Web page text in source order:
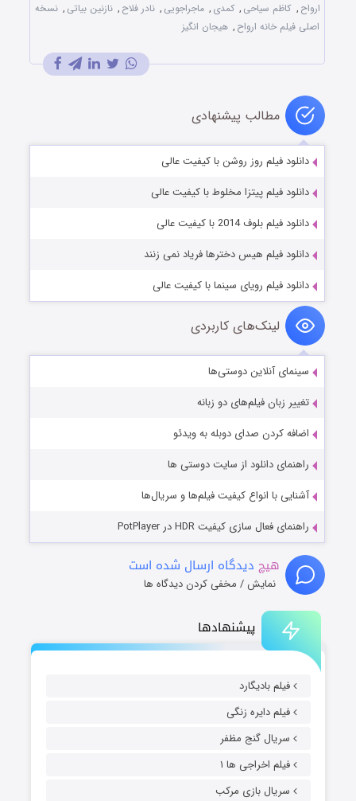
پیشنهادها
فیلم بادیگارد
فیلم دایره زنگی
سریال گنج مظفر
فیلم اخراجی ها ۱
سریال بازی مرکب
ارواح , کاظم سیاحی , کمدی , ماجراجویی , نادر فلاح , نازنین بیاتی , نسخه
اصلی فیلم خانه ارواح , هیجان انگیز
مطالب پیشنهادی
دانلود فیلم روز روشن با کیفیت عالی
دانلود فیلم پیتزا مخلوط با کیفیت عالی
دانلود فیلم بلوف 2014 با کیفیت عالی
دانلود فیلم هیس دخترها فریاد نمی زنند
دانلود فیلم رویای سینما با کیفیت عالی
لینک‌های کاربردی
سینمای آنلاین دوستی‌ها
تغییر زبان فیلم‌های دو زبانه
اضافه کردن صدای دوبله به ویدئو
راهنمای دانلود از سایت دوستی ها
آشنایی با انواع کیفیت فیلم‌ها و سریال‌ها
راهنمای فعال سازی کیفیت HDR در PotPlayer
هیچ دیدگاه ارسال شده است
نمایش / مخفی کردن دیدگاه ها